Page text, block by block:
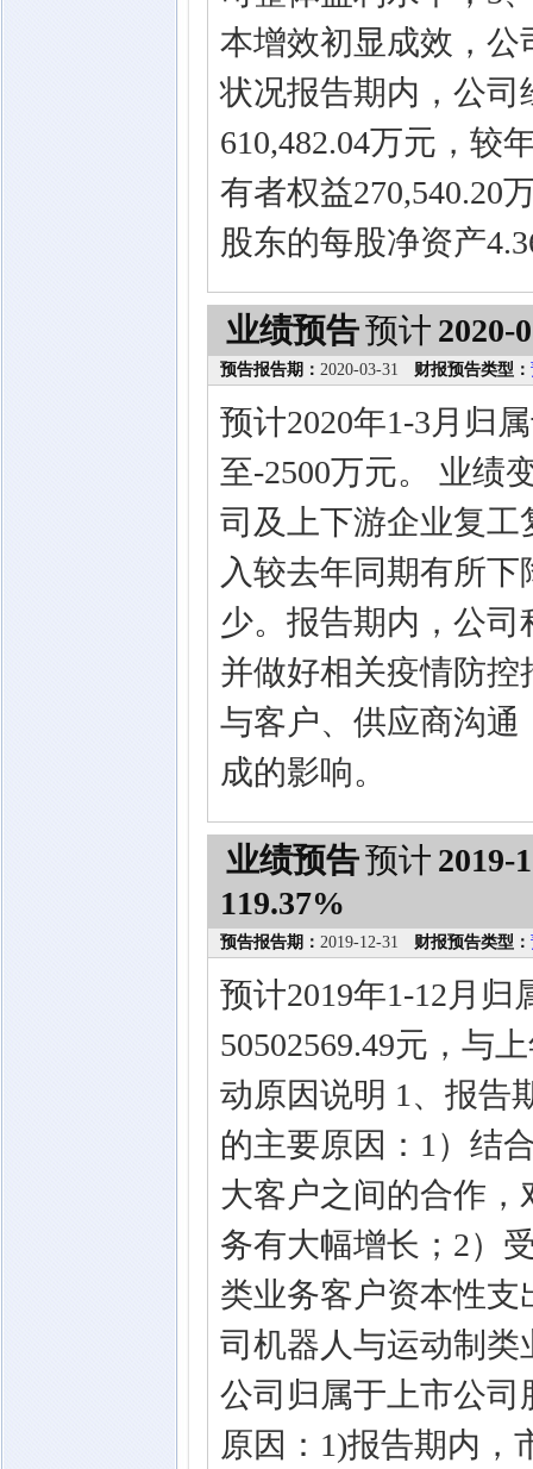
本增效初显成效，
状况报告期内，公
610,482.04万元，较
有者权益270,540.20
股东的每股净资产
业绩预告预计 2020-
预告报告期： 2020-03-31 财报预告类型：
预计2020年1-3月归
至-2500万元。 业绩
司及上下游企业复
入较去年同期有所
少。报告期内，公
并做好相关疫情防
与客户、供应商沟
成的影响。
业绩预告预计 2019-
119.37%
预告报告期： 2019-12-31 财报预告类型：
预计2019年1-12月
50502569.49元，与
动原因说明 1、报告
的主要原因：1）结
大客户之间的合作
务有大幅增长；2）
类业务客户资本性
司机器人与运动制类
公司归属于上市公
原因：1)报告期内，